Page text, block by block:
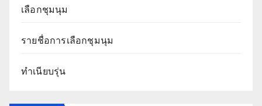
เลือกชุมนุม
รายชื่อการเลือกชุมนุม
ทำเนียบรุ่น